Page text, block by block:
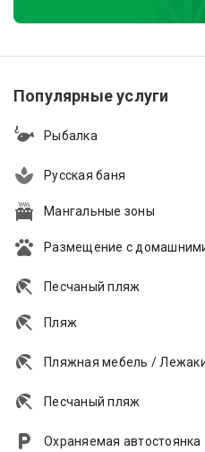
Популярные услуги
Рыбалка
Русская баня
Мангальные зоны
Размещение с
Песчаный пляж
Пляж
Пляжная мебель /
Песчаный пляж
Охраняемая автостоянка